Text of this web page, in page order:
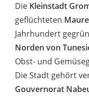
Die Kleinstadt
geflüchteten
Jahrhundert
Norden von
Obst- und
Die Stadt gehört
Gouvernorat